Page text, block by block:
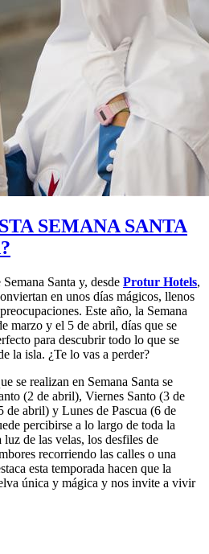
SEMANA SANTA
Santa y, desde Protur Hotels,
en unos días mágicos, llenos
Este año, la Semana
marzo y el 5 de abril, días que se
para descubrir todo lo que se
la isla. ¿Te lo vas a perder?
se realizan en Semana Santa se
(2 de abril), Viernes Santo (3 de
de abril) y Lunes de Pascua (6 de
percibirse a lo largo de toda la
luz de las velas, los desfiles de
recorriendo las calles o una
esta temporada hacen que la
única y mágica y nos invite a vivir